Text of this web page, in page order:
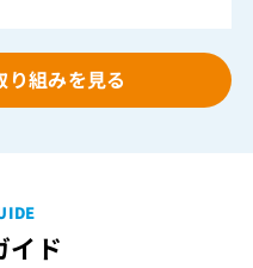
り組みを見る
イド